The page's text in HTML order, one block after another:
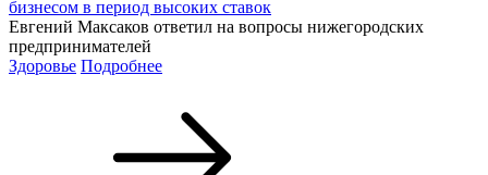
бизнесом в период высоких ставок
Евгений Максаков ответил на вопросы нижегородских
предпринимателей
Здоровье Подробнее